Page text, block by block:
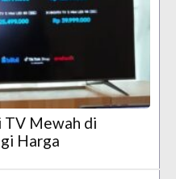
TV Mewah di
Harga